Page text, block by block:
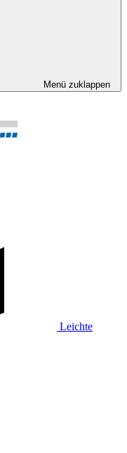
Menü zuklappen
Leichte